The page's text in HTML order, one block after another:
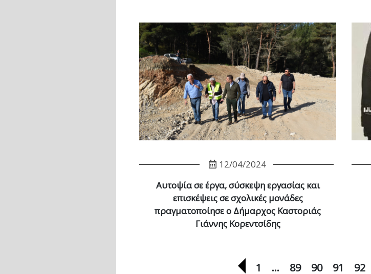
12/04/2024
Αυτοψία σε έργα, σύσκεψη εργασίας και
επισκέψεις σε σχολικές μονάδες
πραγματοποίησε ο Δήμαρχος Καστοριάς
Γιάννης Κορεντσίδης
Προηγούμενη σελίδα
1 … 89 90 91 92